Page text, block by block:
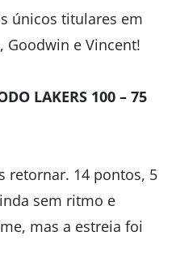
únicos titulares em
Goodwin e Vincent!
LAKERS 100 – 75
retornar. 14 pontos, 5
sem ritmo e
mas a estreia foi